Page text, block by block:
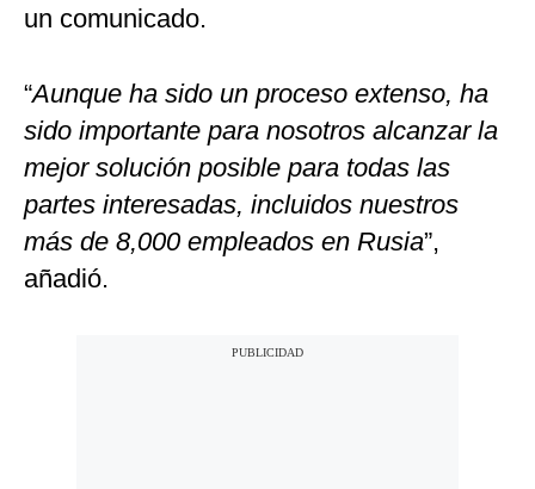
un comunicado.
“Aunque ha sido un proceso extenso, ha
sido importante para nosotros alcanzar la
mejor solución posible para todas las
partes interesadas, incluidos nuestros
más de 8,000 empleados en Rusia”,
añadió.